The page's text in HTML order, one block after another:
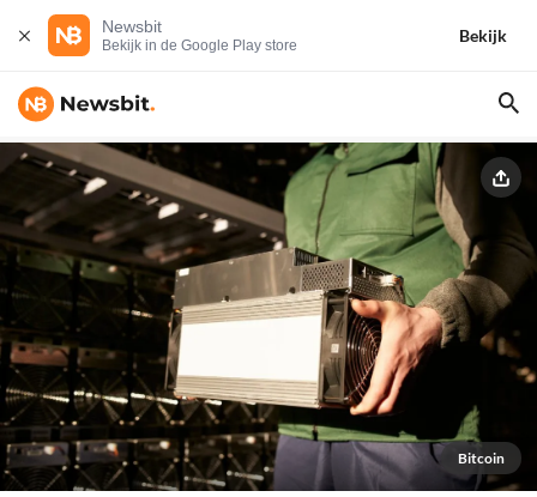
Newsbit
Bekijk in de Google Play store
Bekijk
Bitcoin